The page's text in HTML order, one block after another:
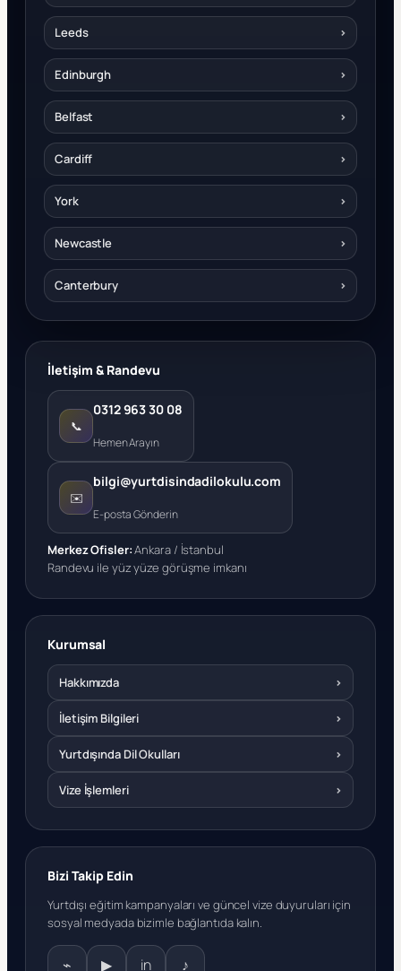
Leeds ›
Edinburgh ›
Belfast ›
Cardiff ›
York ›
Newcastle ›
Canterbury ›
İletişim & Randevu
📞
0312 963 30 08
Hemen Arayın
✉️
bilgi@yurtdisindadilokulu.com
E-posta Gönderin
Merkez Ofisler:Ankara / İstanbul
Randevu ile yüz yüze görüşme imkanı
Kurumsal
Hakkımızda ›
İletişim Bilgileri ›
Yurtdışında Dil Okulları ›
Vize İşlemleri ›
Bizi Takip Edin
Yurtdışı eğitim kampanyaları ve güncel vize duyuruları için
sosyal medyada bizimle bağlantıda kalın.
⌁ ▶ in ♪